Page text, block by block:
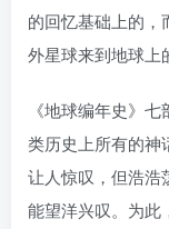
的回忆基础上的，
外星球来到地球上
《地球编年史》
类历史上所有的神
让人惊叹，但浩浩
能望洋兴叹。为此